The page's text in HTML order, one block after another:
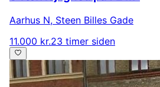
Aarhus N, Steen Billes Gade
11.000 kr.23 timer siden